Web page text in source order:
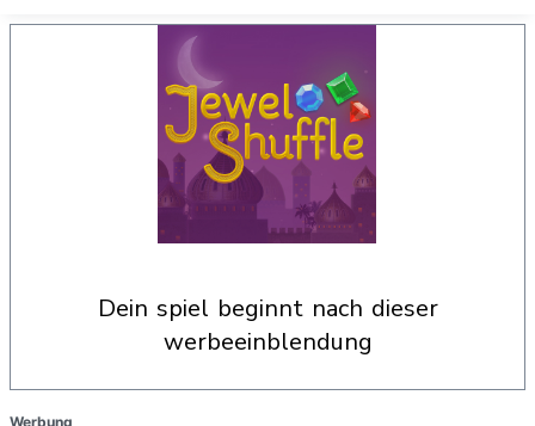
dein spiel beginnt nach dieser
werbeeinblendung
Werbung